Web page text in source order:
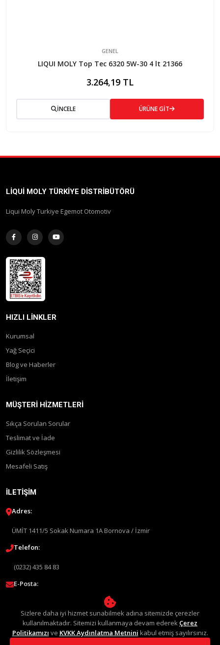
GENEL
LIQUI MOLY Top Tec 6320 5W-30 4 lt 21366
3.264,19 TL
İNCELE ÜRÜNE GİT
LIQUI MOLY TÜRKIYE DISTRIBÜTÖRÜ
Liqui Moly Turkiye Egemot Otomotiv
HIZLI LINKLER
Kurumsal
Yağ Seçici
Blog ve Haberler
İletişim
MÜŞTERI HIZMETLERI
Sıkça Sorulan Sorular
Teslimat ve İade
Gizlilik Sözleşmesi
Mesafeli Satış
İLETIŞIM
Adres:
ÜMİT 1411/5 Sokak Numara 1A Bornova / İzmir
Telefon:
(0232) 435 84 83
E-Posta:
Sizlere daha iyi hizmet sunabilmek adına sitemizde çerezler
kullanılmaktadır. Sitemizi kullanmaya devam ederek Çerez
Politikamızı ve KVKK Aydınlatma Metnini kabul etmiş sayılırsınız.